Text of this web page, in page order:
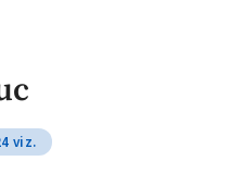
viz.